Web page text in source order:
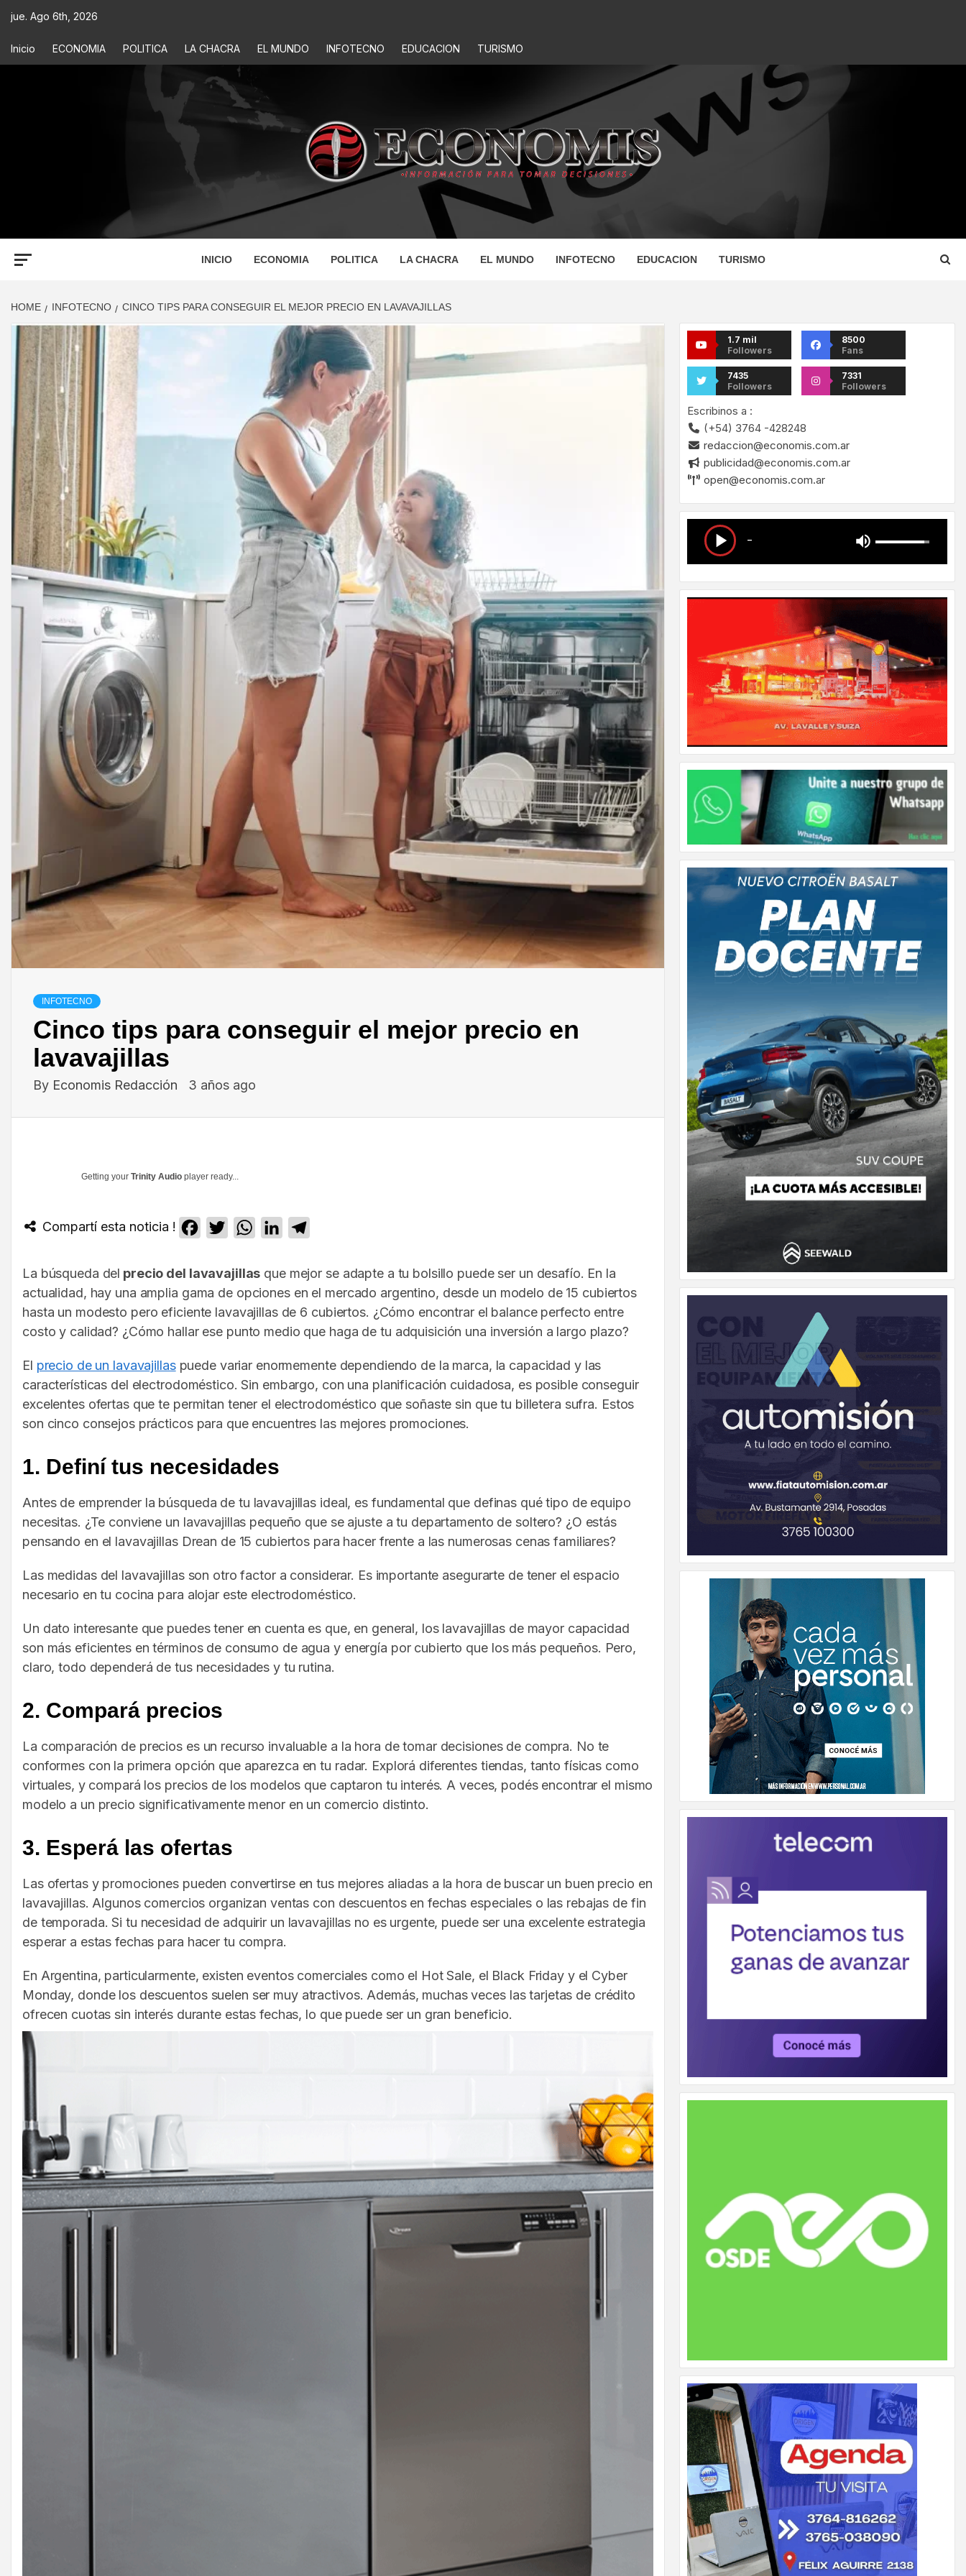
jue. Ago 6th, 2026
Inicio ECONOMIA POLITICA LA CHACRA EL MUNDO INFOTECNO EDUCACION TURISMO
ECONOMIS
INICIO ECONOMIA POLITICA LA CHACRA EL MUNDO INFOTECNO EDUCACION TURISMO
HOME INFOTECNO CINCO TIPS PARA CONSEGUIR EL MEJOR PRECIO EN LAVAVAJILLAS
INFOTECNO
Cinco tips para conseguir el mejor precio en
lavavajillas
By Economis Redacción 3 años ago
Getting your Trinity Audio player ready...
Compartí esta noticia ! Facebook
TwitterWhatsApp
LinkedIn
La búsqueda del precio del lavavajillas que mejor se adapte a tu bolsillo puede ser un desafío. En la
actualidad, hay una amplia gama de opciones en el mercado argentino, desde un modelo de 15 cubiertos
hasta un modesto pero eficiente lavavajillas de 6 cubiertos. ¿Cómo encontrar el balance perfecto entre
costo y calidad? ¿Cómo hallar ese punto medio que haga de tu adquisición una inversión a largo plazo?
El precio de un lavavajillaspuede variar enormemente dependiendo de la marca, la capacidad y las
características del electrodoméstico. Sin embargo, con una planificación cuidadosa, es posible conseguir
excelentes ofertas que te permitan tener el electrodoméstico que soñaste sin que tu billetera sufra. Estos
son cinco consejos prácticos para que encuentres las mejores promociones.
1. Definí tus necesidades
Antes de emprender la búsqueda de tu lavavajillas ideal, es fundamental que definas qué tipo de equipo
necesitas. ¿Te conviene un lavavajillas pequeño que se ajuste a tu departamento de soltero? ¿O estás
pensando en el lavavajillas Drean de 15 cubiertos para hacer frente a las numerosas cenas familiares?
Las medidas del lavavajillas son otro factor a considerar. Es importante asegurarte de tener el espacio
necesario en tu cocina para alojar este electrodoméstico.
Un dato interesante que puedes tener en cuenta es que, en general, los lavavajillas de mayor capacidad
son más eficientes en términos de consumo de agua y energía por cubierto que los más pequeños. Pero,
claro, todo dependerá de tus necesidades y tu rutina.
2. Compará precios
La comparación de precios es un recurso invaluable a la hora de tomar decisiones de compra. No te
conformes con la primera opción que aparezca en tu radar. Explorá diferentes tiendas, tanto físicas como
virtuales, y compará los precios de los modelos que captaron tu interés. A veces, podés encontrar el mismo
modelo a un precio significativamente menor en un comercio distinto.
3. Esperá las ofertas
Las ofertas y promociones pueden convertirse en tus mejores aliadas a la hora de buscar un buen precio en
lavavajillas. Algunos comercios organizan ventas con descuentos en fechas especiales o las rebajas de fin
de temporada. Si tu necesidad de adquirir un lavavajillas no es urgente, puede ser una excelente estrategia
esperar a estas fechas para hacer tu compra.
En Argentina, particularmente, existen eventos comerciales como el Hot Sale, el Black Friday y el Cyber
Monday, donde los descuentos suelen ser muy atractivos. Además, muchas veces las tarjetas de crédito
ofrecen cuotas sin interés durante estas fechas, lo que puede ser un gran beneficio.
1.7 mil
Followers
8500
Fans
7435
Followers
7331
Followers
Escribinos a :
(+54) 3764 -428248
redaccion@economis.com.ar
publicidad@economis.com.ar
open@economis.com.ar